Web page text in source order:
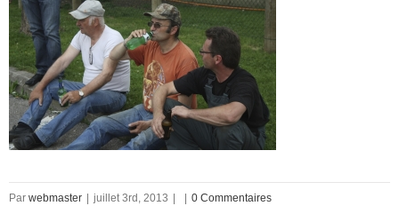
Par webmaster juillet 3rd, 2013 0 Commentaires